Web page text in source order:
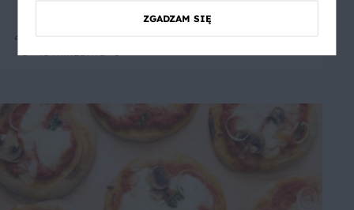
1 45 minŁatwe 5
ZGADZAM SIĘ